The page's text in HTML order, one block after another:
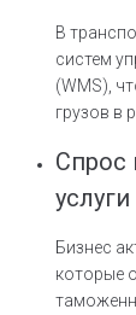
В
систем
(WMS),
грузов в
Спрос
услуги
Бизнес
которые